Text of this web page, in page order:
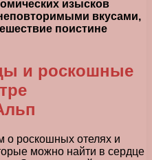
изысков
вкусами,
поистине
и роскошные
о роскошных отелях и
можно найти в сердце